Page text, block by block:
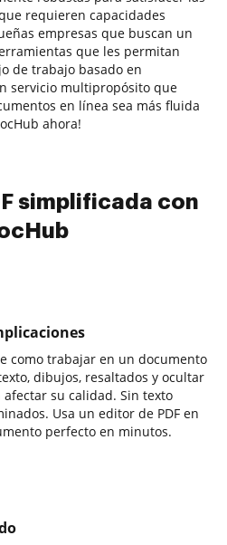
requieren capacidades
empresas que buscan un
que les permitan
de trabajo basado en
servicio multipropósito que
en línea sea más fluida
ahora!
simplificada con
como trabajar en un documento
dibujos, resaltados y ocultar
su calidad. Sin texto
Usa un editor de PDF en
perfecto en minutos.